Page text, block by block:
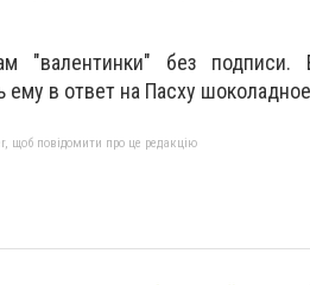
"валентинки" без подписи.
ему в ответ на Пасху
щоб повідомити про це редакцію